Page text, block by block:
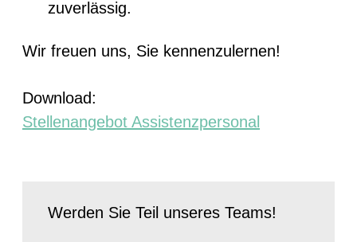
zuverlässig.
Wir freuen uns, Sie kennenzulernen!
Download:
Stellenangebot Assistenzpersonal
Werden Sie Teil unseres Teams!